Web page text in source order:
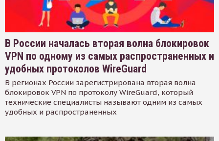
В России началась вторая волна блокировок
VPN по одному из самых распространенных и
удобных протоколов WireGuard
В регионах России зарегистрирована вторая волна
блокировок VPN по протоколу WireGuard, который
технические специалисты называют одним из самых
удобных и распространенных